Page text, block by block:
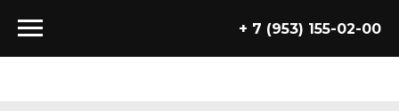
+ 7 (953) 155-02-00